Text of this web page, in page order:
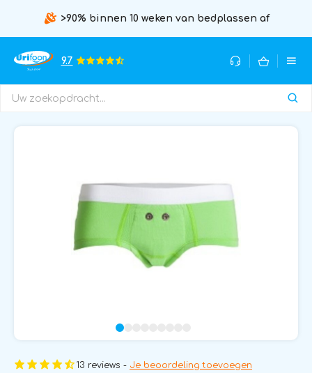
>90% binnen 10 weken van bedplassen af
9.7
13 reviews - Je beoordeling toevoegen